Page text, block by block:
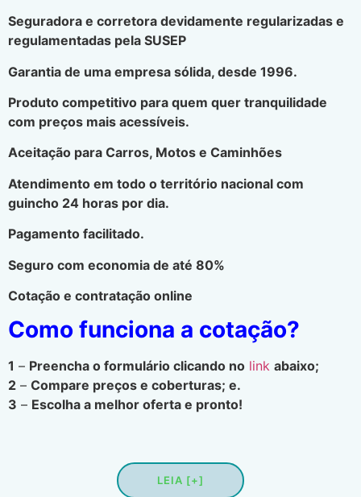
Seguradora e corretora devidamente regularizadas e
regulamentadas pela SUSEP
Garantia de uma empresa sólida, desde 1996.
Produto competitivo para quem quer tranquilidade
com preços mais acessíveis.
Aceitação para Carros, Motos e Caminhões
Atendimento em todo o território nacional com
guincho 24 horas por dia.
Pagamento facilitado.
Seguro com economia de até 80%
Cotação e contratação online
Como funciona a cotação?
1 – Preencha o formulário clicando no link abaixo;
2 – Compare preços e coberturas; e.
3 – Escolha a melhor oferta e pronto!
LEIA [+]